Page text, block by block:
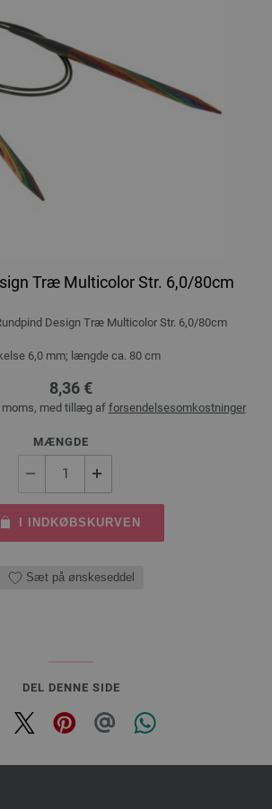
Træ Multicolor Str. 6,0/80cm
Design Træ Multicolor Str. 6,0/80cm
6,0 mm; længde ca. 80 cm
8,36 €
moms, med tillæg af forsendelsesomkostninger
MÆNGDE
I INDKØBSKURVEN
Sæt på ønskeseddel
DEL DENNE SIDE